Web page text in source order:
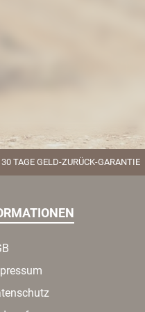
30 TAGE GELD-ZURÜCK-GARANTIE